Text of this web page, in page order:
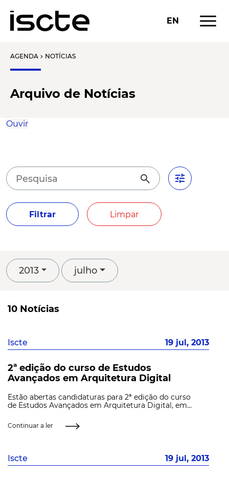
EN menu
AGENDA chevron_right NOTÍCIAS
Arquivo de Notícias
Ouvir
search tune
Filtrar Limpar
2013 julho
10 Notícias
Iscte 19 jul, 2013
2ª edição do curso de Estudos
Avançados em Arquitetura Digital
Estão abertas candidaturas para 2ª edição do curso
de Estudos Avançados em Arquitetura Digital, em...
Continuar a ler
Iscte 19 jul, 2013